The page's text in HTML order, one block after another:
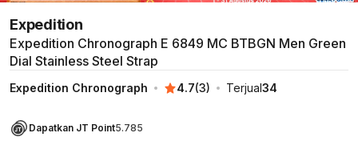
Expedition
Expedition Chronograph E 6849 MC BTBGN Men Green
Dial Stainless Steel Strap
Expedition Chronograph 4.7(3) Terjual34
Dapatkan JT Point5.785